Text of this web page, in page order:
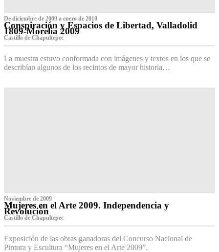
De diciembre de 2009 a enero de 2010
Conspiración y Espacios de Libertad, Valladolid
1809-Morelia 2009
Castillo de Chapultepec
La muestra estuvo conformada con imágenes y textos en los que se
describían algunos de los recintos de mayor historia…
Noviembre de 2009
Mujeres en el Arte 2009. Independencia y
Revolución
Castillo de Chapultepec
Exposición de las obras ganadoras del Concurso Nacional de
Pintura y Escultura “Mujeres en el Arte 2009”.